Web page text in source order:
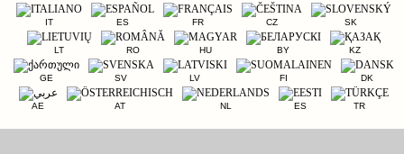
IT ES FR CZ SK
LT RO HU BY KZ
GE SV LV FI DK
AE AT NL ES TR